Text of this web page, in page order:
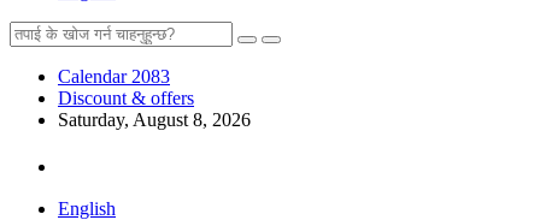
Calendar 2083
Discount & offers
Saturday, August 8, 2026
English